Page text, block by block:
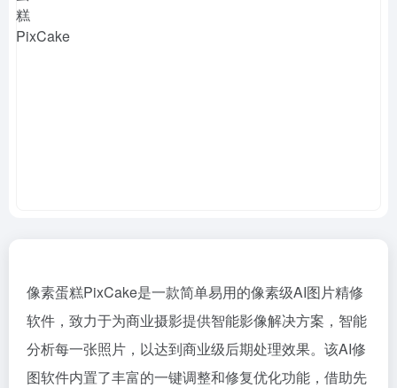
像素蛋糕PixCake是一款简单易用的像素级AI图片精修
软件，致力于为商业摄影提供智能影像解决方案，智能
分析每一张照片，以达到商业级后期处理效果。该AI修
图软件内置了丰富的一键调整和修复优化功能，借助先